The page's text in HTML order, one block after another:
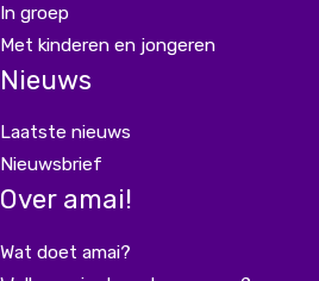
In groep
Met kinderen en jongeren
Nieuws
Laatste nieuws
Nieuwsbrief
Over amai!
Wat doet amai?